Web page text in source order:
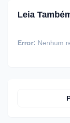
Leia
Error: Nenhum